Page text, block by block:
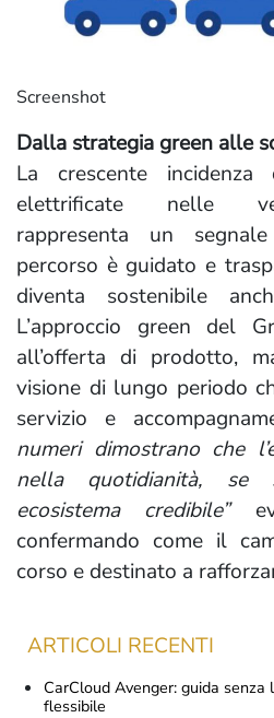
Screenshot
Dalla strategia green alle
La crescente incidenza
elettrificate nelle
rappresenta un
percorso è guidato e
diventa sostenibile
L’approccio green del
all’offerta di prodotto,
visione di lungo periodo
servizio e
numeri dimostrano che
nella quotidianità, se
ecosistema credibile”
confermando come il
corso e destinato a
ARTICOLI RECENTI
CarCloud Avenger: guida
flessibile